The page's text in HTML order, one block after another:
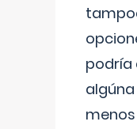
podría